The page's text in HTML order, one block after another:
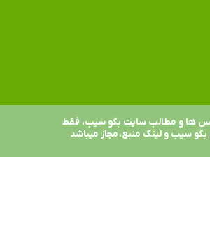
ها و مطالب سایت بگو سیب، فقط
بگو سیب و لینک منبع، مجاز میباشد